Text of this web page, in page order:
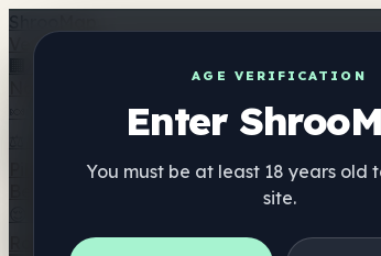
AGE VERIFICATION
Enter
You must be at least 18 years old
site.
Verzeichnis
📍 Headshop-Finder
🍬 Pilz-Gummis 💊 Pilz-Kapseln 💧 Pilz-
⚖️ Produkte vergleichen 💰 Angebote &
Ratgeber Quiz Blog In der Nähe